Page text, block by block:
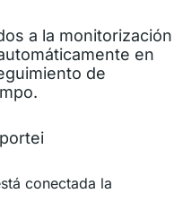
a la monitorización
en
de
conectada la